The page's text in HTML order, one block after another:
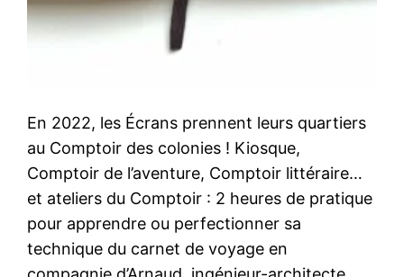
En 2022, les Écrans prennent leurs quartiers
au Comptoir des colonies ! Kiosque,
Comptoir de l’aventure, Comptoir littéraire…
et ateliers du Comptoir : 2 heures de pratique
pour apprendre ou perfectionner sa
technique du carnet de voyage en